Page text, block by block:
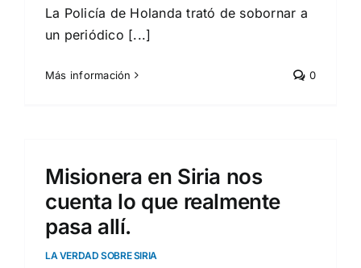
La Policía de Holanda trató de sobornar a
un periódico [...]
Más información 0
Misionera en Siria nos
cuenta lo que realmente
pasa allí.
LA VERDAD SOBRE SIRIA